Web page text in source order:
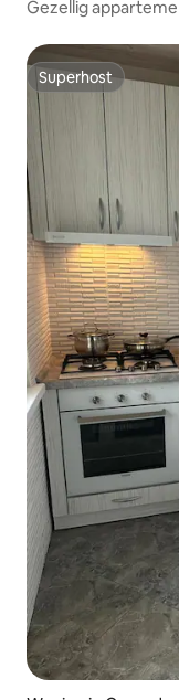
Gezellig
Superhost
Superhost